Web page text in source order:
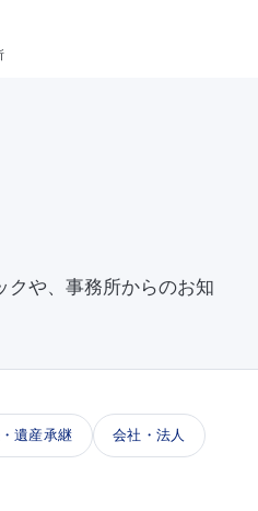
クや、事務所からのお知
遺産承継 会社・法人